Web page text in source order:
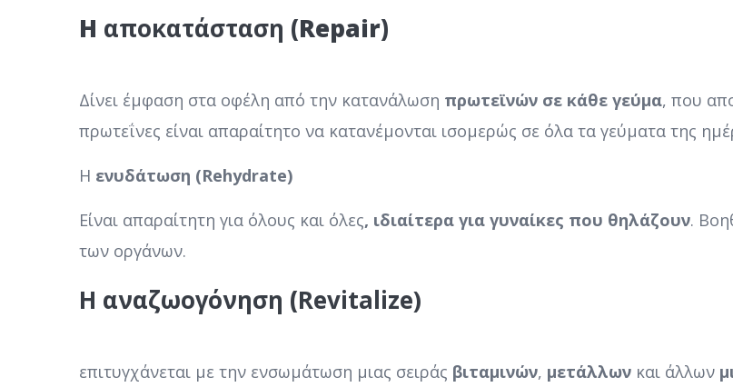
Η αποκατάσταση (Repair)
Δίνει έμφαση στα οφέλη από την κατανάλωση πρωτεϊνών σε κάθε γεύμα, που
πρωτεΐνες είναι απαραίτητο να κατανέμονται ισομερώς σε όλα τα γεύματα της
Η ενυδάτωση (Rehydrate)
Είναι απαραίτητη για όλους και όλες, ιδιαίτερα για γυναίκες που θηλάζουν.
των οργάνων.
Η αναζωογόνηση (Revitalize)
επιτυγχάνεται με την ενσωμάτωση μιας σειράς βιταμινών, μετάλλων και άλλων